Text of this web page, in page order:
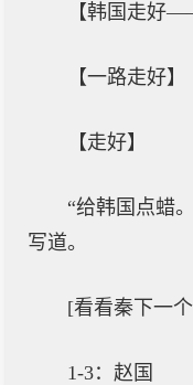
【韩国走好
【一路走好】
【走好】
“给韩国点蜡
写道。
[看看秦下一
1-3：赵国